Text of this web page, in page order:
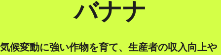
バナナ
気候変動に強い作物を育て、生産者の収入向上や